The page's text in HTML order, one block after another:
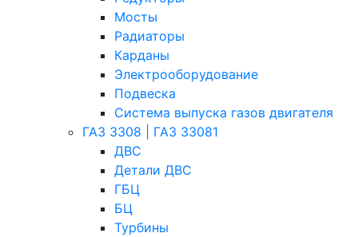
Мосты
Радиаторы
Карданы
Электрооборудование
Подвеска
Система выпуска газов двигателя
ГАЗ 3308 | ГАЗ 33081
ДВС
Детали ДВС
ГБЦ
БЦ
Турбины